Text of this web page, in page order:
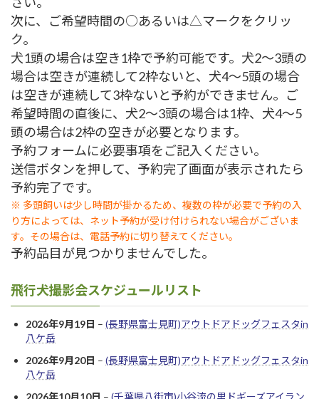
次に、ご希望時間の○あるいは△マークをクリッ
ク。
犬1頭の場合は空き1枠で予約可能です。犬2～3頭の
場合は空きが連続して2枠ないと、犬4～5頭の場合
は空きが連続して3枠ないと予約ができません。ご
希望時間の直後に、犬2～3頭の場合は1枠、犬4～5
頭の場合は2枠の空きが必要となります。
予約フォームに必要事項をご記入ください。
送信ボタンを押して、予約完了画面が表示されたら
予約完了です。
※ 多頭飼いは少し時間が掛かるため、複数の枠が必要で予約の入
り方によっては、ネット予約が受け付けられない場合がございま
す。その場合は、電話予約に切り替えてください。
予約品目が見つかりませんでした。
飛行犬撮影会スケジュールリスト
2026年9月19日 – (長野県富士見町)アウトドアドッグフェスタin
八ケ岳
2026年9月20日 – (長野県富士見町)アウトドアドッグフェスタin
八ケ岳